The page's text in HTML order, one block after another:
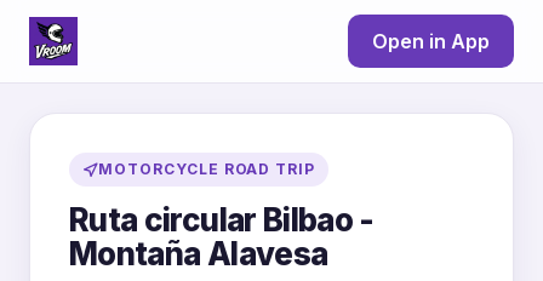
Open in App
MOTORCYCLE ROAD TRIP
Ruta circular Bilbao -
Montaña Alavesa